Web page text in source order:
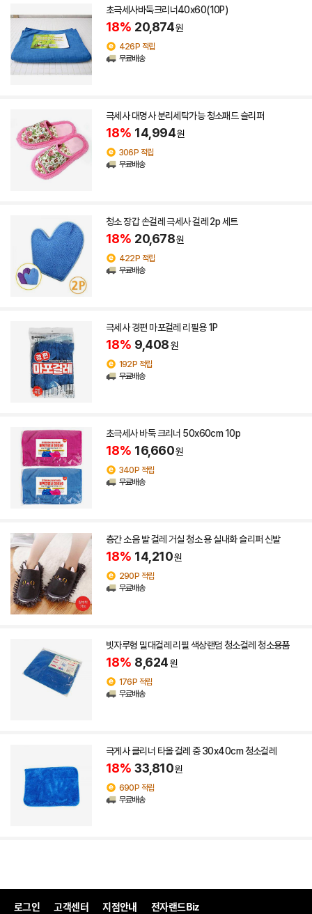
초극세사바둑크리너40x60(10P)
18% 20,874원
426P 적립
무료배송
극세사 대명사 분리세탁가능 청소패드 슬리퍼
18% 14,994원
306P 적립
무료배송
청소 장갑 손걸레 극세사 걸레 2p 세트
18% 20,678원
422P 적립
무료배송
극세사 경편 마포걸레 리필용 1P
18% 9,408원
192P 적립
무료배송
초극세사 바둑 크리너 50x60cm 10p
18% 16,660원
340P 적립
무료배송
층간 소음 발 걸레 거실 청소 용 실내화 슬리퍼 신발
18% 14,210원
290P 적립
무료배송
빗자루형 밀대걸레 리필 색상랜덤 청소걸레 청소용품
18% 8,624원
176P 적립
무료배송
극게사 클리너 타올 걸레 중 30x40cm 청소걸레
18% 33,810원
690P 적립
무료배송
로그인 고객센터 지점안내 전자랜드Biz